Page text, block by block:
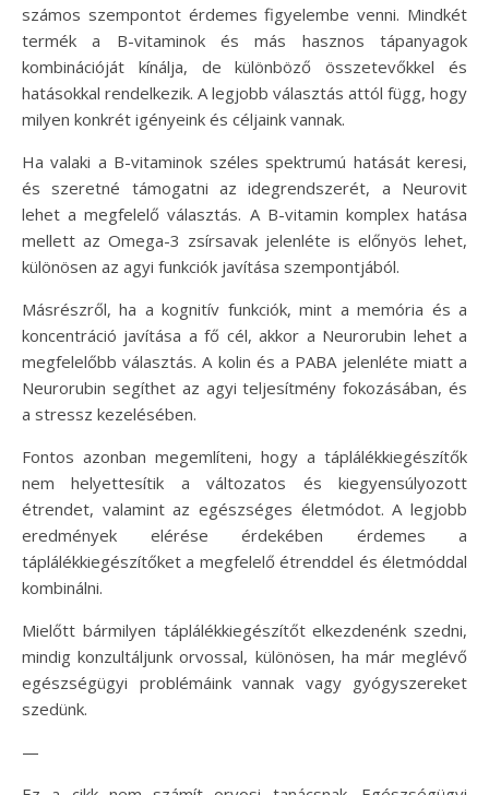
számos szempontot érdemes figyelembe venni. Mindkét
termék a B-vitaminok és más hasznos tápanyagok
kombinációját kínálja, de különböző összetevőkkel és
hatásokkal rendelkezik. A legjobb választás attól függ, hogy
milyen konkrét igényeink és céljaink vannak.
Ha valaki a B-vitaminok széles spektrumú hatását keresi,
és szeretné támogatni az idegrendszerét, a Neurovit
lehet a megfelelő választás. A B-vitamin komplex hatása
mellett az Omega-3 zsírsavak jelenléte is előnyös lehet,
különösen az agyi funkciók javítása szempontjából.
Másrészről, ha a kognitív funkciók, mint a memória és a
koncentráció javítása a fő cél, akkor a Neurorubin lehet a
megfelelőbb választás. A kolin és a PABA jelenléte miatt a
Neurorubin segíthet az agyi teljesítmény fokozásában, és
a stressz kezelésében.
Fontos azonban megemlíteni, hogy a táplálékkiegészítők
nem helyettesítik a változatos és kiegyensúlyozott
étrendet, valamint az egészséges életmódot. A legjobb
eredmények elérése érdekében érdemes a
táplálékkiegészítőket a megfelelő étrenddel és életmóddal
kombinálni.
Mielőtt bármilyen táplálékkiegészítőt elkezdenénk szedni,
mindig konzultáljunk orvossal, különösen, ha már meglévő
egészségügyi problémáink vannak vagy gyógyszereket
szedünk.
—